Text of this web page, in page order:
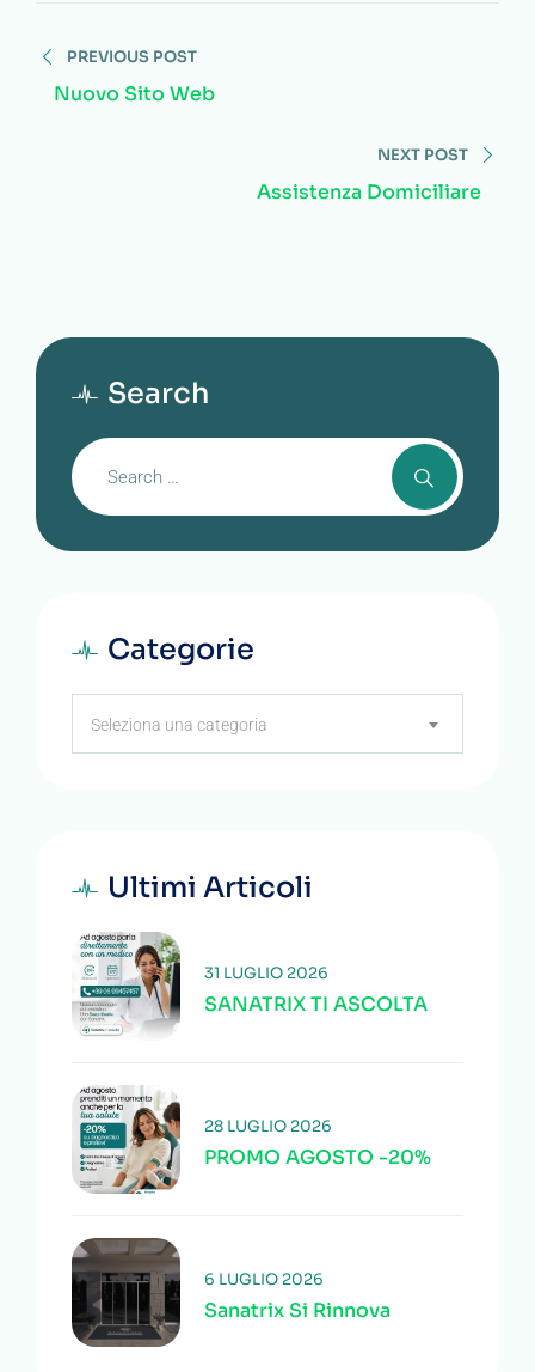
Navigazione
articoli
PREVIOUS POST
Nuovo Sito Web
NEXT POST
Assistenza Domiciliare
Search
Categorie
Seleziona una categoria
Ultimi Articoli
SANATRIX TI ASCOLTA
31 LUGLIO 2026
PROMO AGOSTO -20%
28 LUGLIO 2026
Sanatrix Si Rinnova
6 LUGLIO 2026